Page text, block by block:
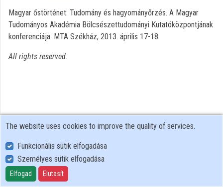
Magyar őstörténet: Tudomány és hagyományőrzés. A Magyar
Tudományos Akadémia Bölcsészettudományi Kutatóközpontjának
konferenciája. MTA Székház, 2013. április 17-18.
All rights reserved.
User Policy
Adatkezelési tájékoztató (en)
Cookie Policy
The website uses cookies to improve the quality of services.
Funkcionális sütik elfogadása
Személyes sütik elfogadása
Elfogad Elutasít